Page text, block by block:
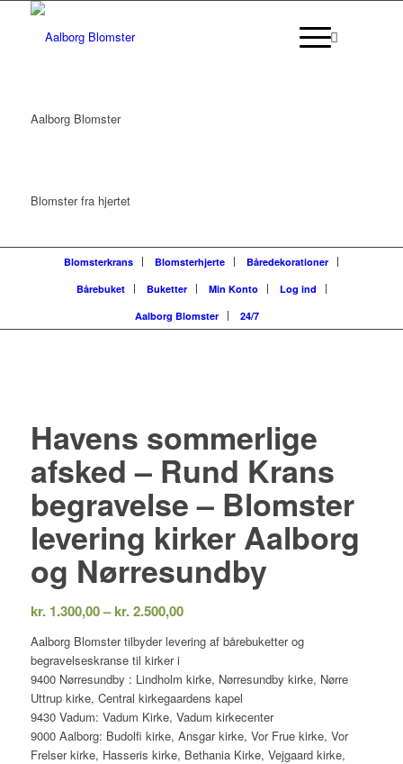
Aalborg Blomster
Blomster fra hjertet
Blomsterkrans Blomsterhjerte
Båredekorationer
Bårebuket
Buketter Min Konto
Log ind
Aalborg Blomster
24/7
Havens sommerlige
afsked – Rund Krans
begravelse – Blomster
levering kirker Aalborg
og Nørresundby
kr.1.300,00– kr.2.500,00Prisinterval:
kr. 2.500,00
Aalborg Blomster tilbyder levering af bårebuketter og
begravelseskranse til kirker i
9400 Nørresundby : Lindholm kirke, Nørresundby kirke, Nørre
Uttrup kirke, Central kirkegaardens kapel
9430 Vadum: Vadum Kirke, Vadum kirkecenter
9000 Aalborg: Budolfi kirke, Ansgar kirke, Vor Frue kirke, Vor
Frelser kirke, Hasseris kirke, Bethania Kirke, Vejgaard kirke,